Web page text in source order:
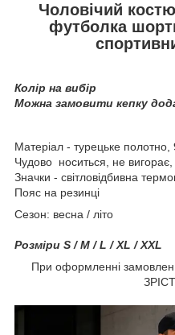
Чоловічий
футболка
Колір на вибір
Можна замовити кепку
Матеріал - турецьке полотно,
Чудово носиться, не вигорає,
Значки - світловідбивна
Пояс на резинці
Сезон: весна / літо
Розміри S / M / L / XL / XXL
При оформленні